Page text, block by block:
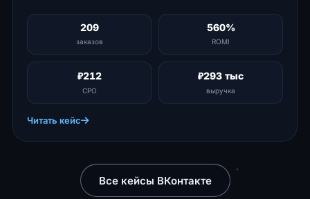
209
заказов
560%
ROMI
₽212
CPO
₽293 тыс
выручка
Читать кейс
Все кейсы ВКонтакте